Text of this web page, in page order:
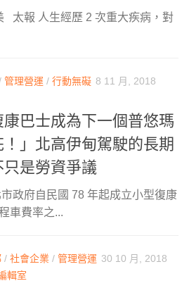
太報 人生經歷 2 次重大疾病，對
管理營運 / 行動無礙 8 11 月, 2018
康巴士成為下一個普悠瑪
」北高伊甸駕駛的長期
只是勞資爭議
政府自民國 78 年起成立小型復康
車費率之...
/ 社會企業 / 管理營運 30 10 月, 2018
輯室